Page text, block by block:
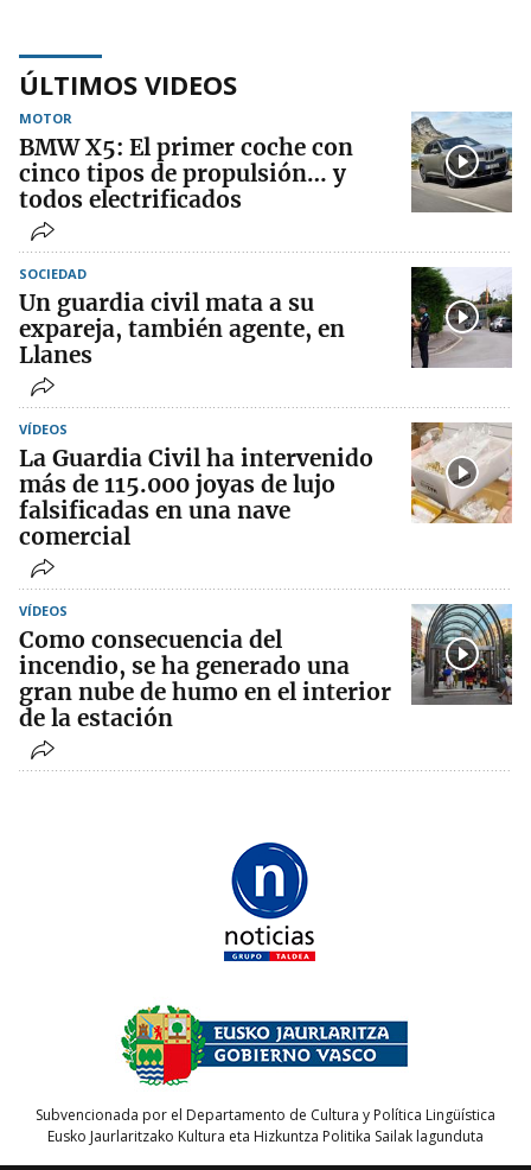
ÚLTIMOS VIDEOS
MOTOR
BMW X5: El primer coche con
cinco tipos de propulsión… y
todos electrificados
SOCIEDAD
Un guardia civil mata a su
expareja, también agente, en
Llanes
VÍDEOS
La Guardia Civil ha intervenido
más de 115.000 joyas de lujo
falsificadas en una nave
comercial
VÍDEOS
Como consecuencia del
incendio, se ha generado una
gran nube de humo en el interior
de la estación
Subvencionada por el Departamento de Cultura y Política Lingüística
Eusko Jaurlaritzako Kultura eta Hizkuntza Politika Sailak lagunduta